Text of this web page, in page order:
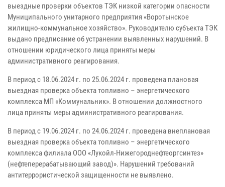
выездные проверки объектов ТЭК низкой категории опасности
Муниципального унитарного предприятия «Воротынское
жилищно-коммунальное хозяйство». Руководителю субъекта ТЭК
выдано предписание об устранении выявленных нарушений. В
отношении юридического лица приняты меры
административного реагирования.
В период с 18.06.2024 г. по 25.06.2024 г. проведена плановая
выездная проверка объекта топливно – энергетического
комплекса МП «Коммунальник». В отношении должностного
лица приняты меры административного реагирования.
В период с 19.06.2024 г. по 24.06.2024 г. проведена внеплановая
выездная проверка объекта топливно – энергетического
комплекса филиала ООО «Лукойл-Нижегороднефтеоргсинтез»
(нефтеперерабатывающий завод)». Нарушений требований
антитеррористической защищенности не выявлено.